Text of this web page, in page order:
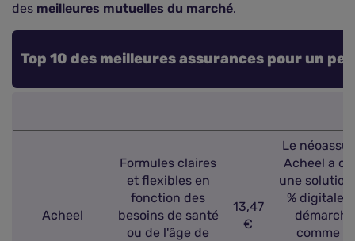
des meilleures mutuelles du marché.
Top 10 des meilleures assurances pour un
Acheel
Formules claires
et flexibles en
fonction des
besoins de santé
ou de l'âge de
13,47
€
Le
Acheel a
une solution
% digitale :
comme